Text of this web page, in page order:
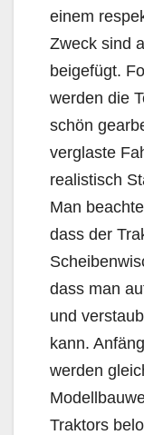
einem
Zweck sind
beigefügt.
werden die
schön
verglaste
realistisch
Man
dass der
dass man
und
kann.
werden
Traktors